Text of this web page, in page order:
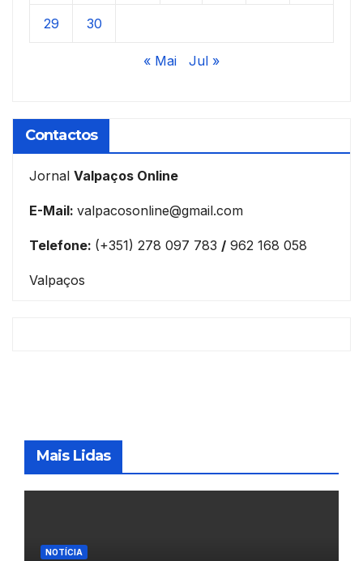
29 30
« Mai Jul »
Contactos
Jornal Valpaços Online
E-Mail: valpacosonline@gmail.com
Telefone: (+351) 278 097 783 / 962 168 058
Valpaços
Mais Lidas
NOTÍCIA